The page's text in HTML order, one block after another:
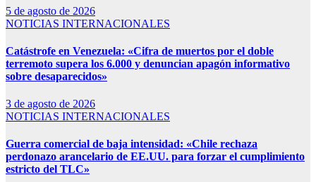
5 de agosto de 2026
NOTICIAS INTERNACIONALES
Catástrofe en Venezuela: «Cifra de muertos por el doble
terremoto supera los 6.000 y denuncian apagón informativo
sobre desaparecidos»
3 de agosto de 2026
NOTICIAS INTERNACIONALES
Guerra comercial de baja intensidad: «Chile rechaza
perdonazo arancelario de EE.UU. para forzar el cumplimiento
estricto del TLC»